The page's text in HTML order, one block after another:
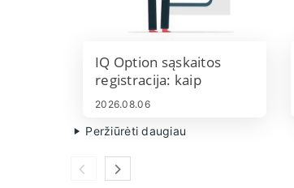
IQ Option sąskaitos
registracija: kaip
užregistruoti savo
2026.08.06
Peržiūrėti daugiau